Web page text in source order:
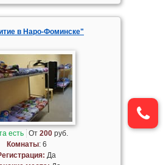
в Наро-Фоминске"
есть От200 руб.
Комнаты: 6
Да